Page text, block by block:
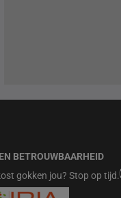
BETROUWBAARHEID
gokken jou? Stop op tijd.